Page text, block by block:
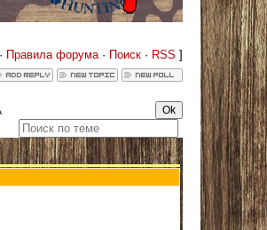
Правила форума· Поиск · RSS ]